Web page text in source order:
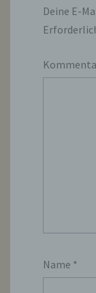
Deine E-
Name *